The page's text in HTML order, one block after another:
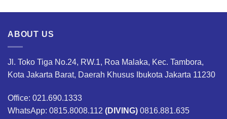
ABOUT US
Jl. Toko Tiga No.24, RW.1, Roa Malaka, Kec. Tambora,
Kota Jakarta Barat, Daerah Khusus Ibukota Jakarta 11230
Office: 021.690.1333
WhatsApp: 0815.8008.112 (DIVING) 0816.881.635